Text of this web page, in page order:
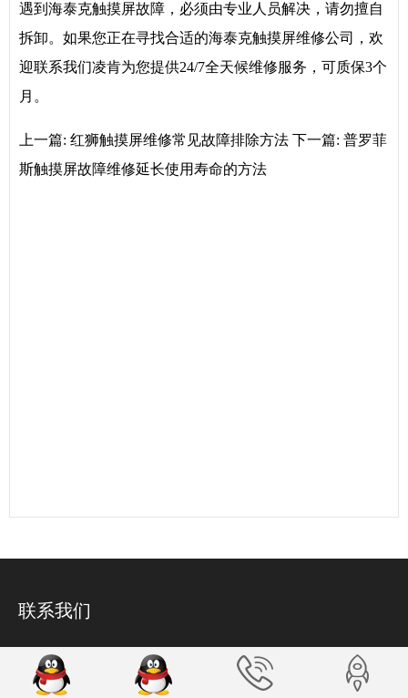
遇到海泰克触摸屏故障，必须由专业人员解决，请勿擅自
拆卸。如果您正在寻找合适的海泰克触摸屏维修公司，欢
迎联系我们凌肯为您提供24/7全天候维修服务，可质保3个
月。
上一篇: 红狮触摸屏维修常见故障排除方法 下一篇: 普罗菲
斯触摸屏故障维修延长使用寿命的方法
联系我们
13961122002